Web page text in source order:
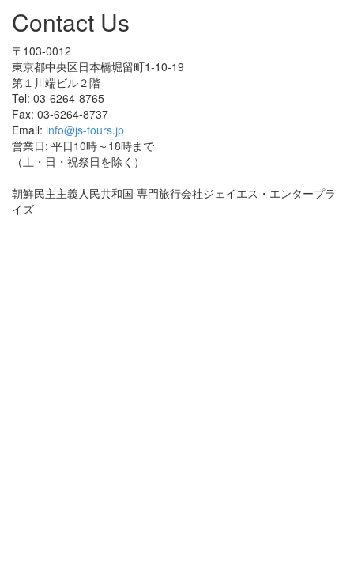
Contact Us
〒103-0012
東京都中央区日本橋堀留町1-10-19
第１川端ビル２階
Tel: 03-6264-8765
Fax: 03-6264-8737
Email: info@js-tours.jp
営業日: 平日10時～18時まで
（土・日・祝祭日を除く）
朝鮮民主主義人民共和国 専門旅行会社ジェイエス・エンタープラ
イズ